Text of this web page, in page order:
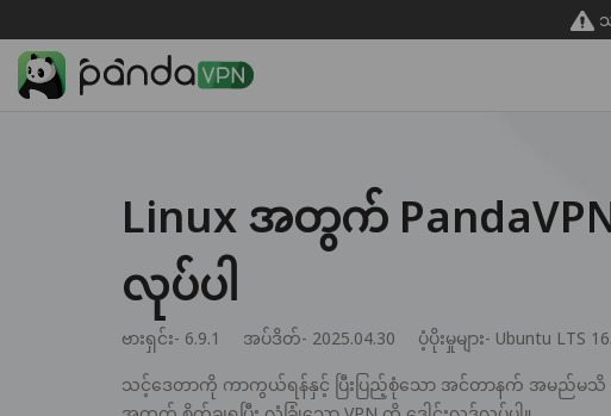
Linux အတွက်
လုပ်ပါ
ဗားရှင်း- 6.9.1 အပ်ဒိတ်- 2025.04.30 ပံ့ပိုးမှုများ- Ubuntu LTS
သင့်ဒေတာကို ကာကွယ်ရန်နှင့် ပြီးပြည့်စုံသော အင်တာနက် အမည်မသိ